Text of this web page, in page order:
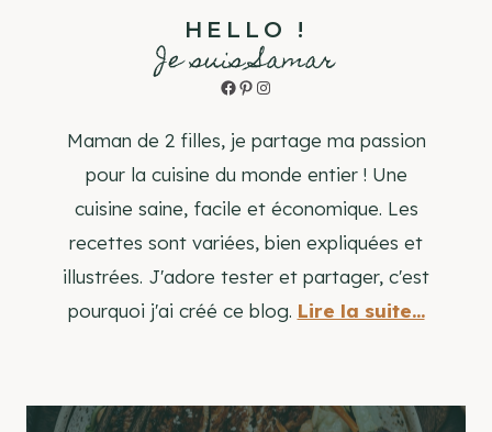
HELLO !
Je suis Samar
Facebook
Pinterest
Instagram
Maman de 2 filles, je partage ma passion
pour la cuisine du monde entier ! Une
cuisine saine, facile et économique. Les
recettes sont variées, bien expliquées et
illustrées. J'adore tester et partager, c'est
pourquoi j'ai créé ce blog. Lire la suite...